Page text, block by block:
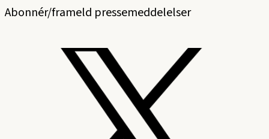
Abonnér/frameld pressemeddelelser